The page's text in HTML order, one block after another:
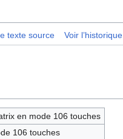
texte source Voir l’historique
en mode 106 touches
106 touches